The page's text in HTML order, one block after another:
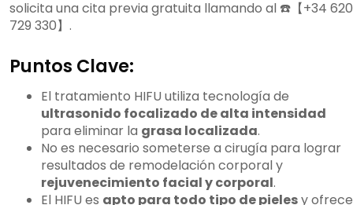
solicita una cita previa gratuita llamando al ☎️【+34 620
729 330】.
Puntos Clave:
El tratamiento HIFU utiliza tecnología de
ultrasonido focalizado de alta intensidad
para eliminar la grasa localizada.
No es necesario someterse a cirugía para lograr
resultados de remodelación corporal y
rejuvenecimiento facial y corporal.
El HIFU es apto para todo tipo de pielesy ofrece